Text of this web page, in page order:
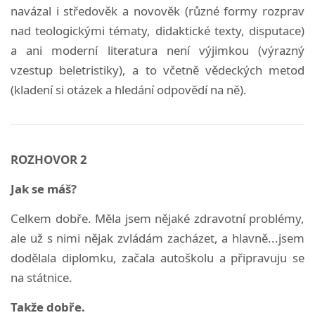
navázal i středověk a novověk (různé formy rozprav
nad teologickými tématy, didaktické texty, disputace)
a ani moderní literatura není výjimkou (výrazný
vzestup beletristiky), a to včetně vědeckých metod
(kladení si otázek a hledání odpovědí na ně).
ROZHOVOR 2
Jak se máš?
Celkem dobře. Měla jsem nějaké zdravotní problémy,
ale už s nimi nějak zvládám zacházet, a hlavně...jsem
dodělala diplomku, začala autoškolu a připravuju se
na státnice.
Takže dobře.